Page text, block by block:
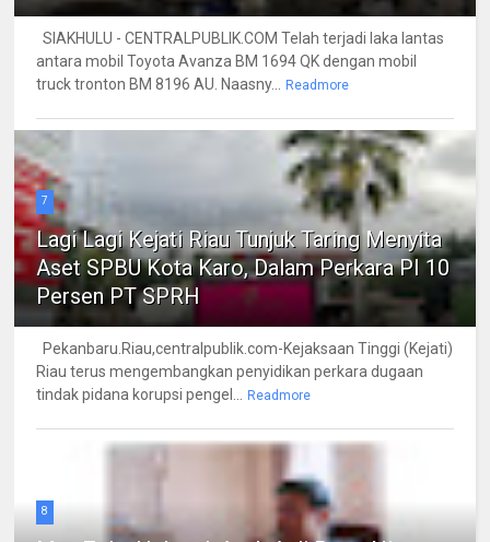
SIAKHULU - CENTRALPUBLIK.COM Telah terjadi laka lantas
antara mobil Toyota Avanza BM 1694 QK dengan mobil
truck tronton BM 8196 AU. Naasny...
Readmore
7
Lagi Lagi Kejati Riau Tunjuk Taring Menyita
Aset SPBU Kota Karo, Dalam Perkara PI 10
Persen PT SPRH
Pekanbaru.Riau,centralpublik.com-Kejaksaan Tinggi (Kejati)
Riau terus mengembangkan penyidikan perkara dugaan
tindak pidana korupsi pengel...
Readmore
8